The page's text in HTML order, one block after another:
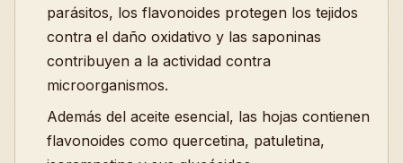
parásitos, los flavonoides protegen los tejidos
contra el daño oxidativo y las saponinas
contribuyen a la actividad contra
microorganismos.
Además del aceite esencial, las hojas contienen
flavonoides como quercetina, patuletina,